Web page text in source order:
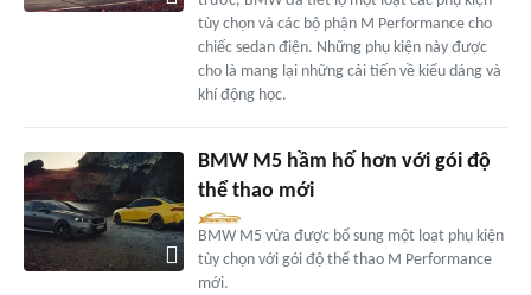
tùy chọn và các bộ phận M Performance cho
chiếc sedan điện. Những phụ kiện này được
cho là mang lại những cải tiến về kiểu dáng và
khí động học.
BMW M5 hầm hố hơn với gói độ
thể thao mới
BMW M5 vừa được bổ sung một loạt phụ kiện
tùy chọn với gói độ thể thao M Performance
mới.